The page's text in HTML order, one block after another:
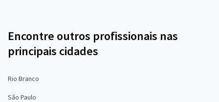
Encontre outros profissionais nas
principais cidades
Rio Branco
São Paulo